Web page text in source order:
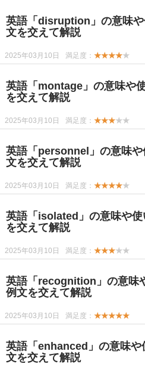
英語「disruption」の意味や
文を交えて解説
2025年03月10日 満足度： ★★★★★
英語「montage」の意味や
を交えて解説
2025年03月10日 満足度： ★★★★★
英語「personnel」の意味や
文を交えて解説
2025年03月10日 満足度： ★★★★★
英語「isolated」の意味や使
を交えて解説
2025年03月10日 満足度： ★★★★★
英語「recognition」の意味
例文を交えて解説
2025年03月10日 満足度： ★★★★★
英語「enhanced」の意味や
文を交えて解説